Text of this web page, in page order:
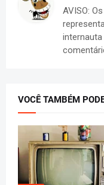
AVISO:
VOCÊ TAMBÉM